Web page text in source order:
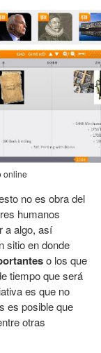
online
no es obra del
humanos
a algo, así
sitio en donde
o los que
tiempo que será
es que no
es posible que
otras